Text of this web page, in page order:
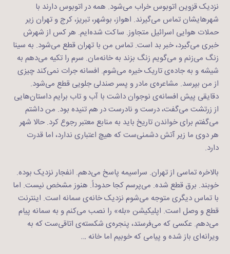
نزدیک قزوین اتوبوس خراب می‌شود. همه در اتوبوس دارند با
شهرهایشان تماس می‌گیرند. اهواز، بوشهر،‌ تبریز، کرج و تهران زیر
حملات هوایی اسرائیل متجاوز. ساکت شده‌ایم. هر کس از شهرش
خبری می‌گیرد، ‌خبر بد است. تماس من با تهران قطع می‌شود. به سینا
زنگ می‌زنم و می‌گویم زنگ بزند به خانه‌مان. سرم را تکیه می‌دهم به
شیشه و به جاده‌ی تاریک خیره می‌شوم. افسانه جرات نمی‌کند چیزی
از من بپرسد. مشاعره‌ی مادر و پسر صندلی جلویی قطع می‌شود.
دقایقی پیش افسانه‌ی نوجوان داشت با آب و تاب برایم داستان‌هایی
از زرتشت می‌گفت، درست و نادرست در هم تنیده بود. من داشتم
می‌گفتم برای خواندن تاریخ باید به منابع معتبر رجوع کرد. حالا شهر
هر دوی ما زیر آتش دشمنی‌ست که هیچ اعتباری ندارد، اما قدرت
دارد.
بالاخره تماسی از تهران. سراسیمه پاسخ می‌دهم. انفجار نزدیک بوده.
خوبند. برق قطع شده. می‌پرسم کجا حدوداً. هنوز مشخص نیست. اما
با تماس دیگری متوجه می‌شوم نزدیک خانه‌ی سمانه است. اینترنت
قطع و وصل است. اپلیکیشن «بله» را نصب می‌کنم و به سمانه پیام
می‌دهم. عکسی که می‌فرستد، پنجره‌‌ی شکسته‌ی اتاقی‌ست که به
ویرانه‌ای باز شده و پیامی که خوبیم اما خانه …